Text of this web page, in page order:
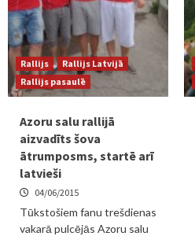
Rallijs
Rallijs Latvijā
Rallijs pasaulē
Azoru salu rallijā
aizvadīts šova
ātrumposms, startē arī
latvieši
04/06/2015
Tūkstošiem fanu trešdienas
vakarā pulcējās Azoru salu